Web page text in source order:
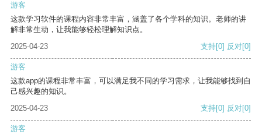
游客
这款学习软件的课程内容非常丰富，涵盖了各个学科的知识。老师的讲
解非常生动，让我能够轻松理解知识点。
2025-04-23
支持[0] 反对[0]
游客
这款app的课程非常丰富，可以满足我不同的学习需求，让我能够找到自
己感兴趣的知识。
2025-04-23
支持[0] 反对[0]
游客